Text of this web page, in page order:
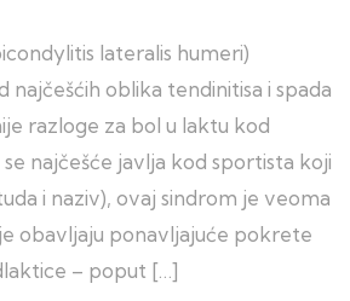
lateralis humeri)
najčešćih oblika tendinitisa i spada
razloge za bol u laktu kod
najčešće javlja kod sportista koji
i naziv), ovaj sindrom je veoma
obavljaju ponavljajuće pokrete
– poput […]